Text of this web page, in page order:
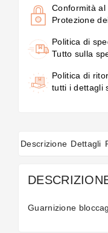
Conformità al
Protezione
Politica di
Tutto sulla
Politica di
tutti i dettagli
Descrizione Dettagli
Guarnizione